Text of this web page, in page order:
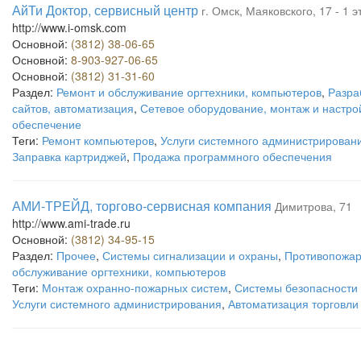
АйТи Доктор, сервисный центр г. Омск, Маяковского, 17 - 1
http://www.i-omsk.com
Основной: (3812) 38-06-65
Основной: 8-903-927-06-65
Основной: (3812) 31-31-60
Раздел: Ремонт и обслуживание оргтехники, компьютеров,
сайтов, автоматизация, Сетевое оборудование, монтаж и
обеспечение
Теги: Ремонт компьютеров, Услуги системного
Заправка картриджей, Продажа программного обеспечения
АМИ-ТРЕЙД, торгово-сервисная компания Димитрова, 71
http://www.ami-trade.ru
Основной: (3812) 34-95-15
Раздел: Прочее, Системы сигнализации и охраны,
обслуживание оргтехники, компьютеров
Теги: Монтаж охранно-пожарных систем, Системы
Услуги системного администрирования, Автоматизация торговли